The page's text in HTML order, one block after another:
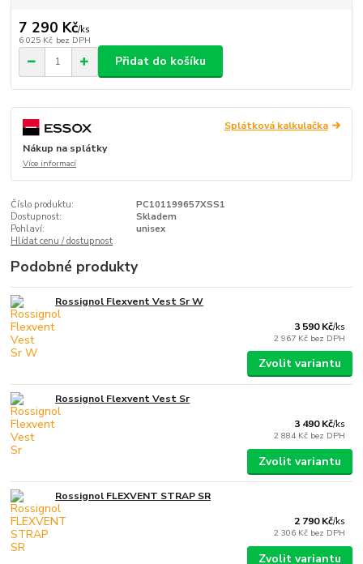
7 290 Kč/ks
6 025 Kč bez DPH
Přidat do košíku
Splátková kalkulačka
Nákup na splátky
Více informací
Číslo produktu:
PC101199657XSS1
Dostupnost:
Skladem
Pohlaví:
unisex
Hlídat cenu / dostupnost
Podobné produkty
Rossignol Flexvent Vest Sr W
3 590 Kč/ks
2 967 Kč bez DPH
Zvolit variantu
Rossignol Flexvent Vest Sr
3 490 Kč/ks
2 884 Kč bez DPH
Zvolit variantu
Rossignol FLEXVENT STRAP SR
2 790 Kč/ks
2 306 Kč bez DPH
Zvolit variantu